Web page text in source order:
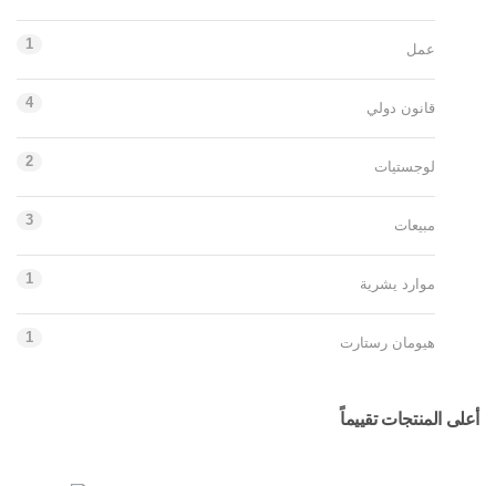
عمل 1
قانون دولي 4
لوجستيات 2
مبيعات 3
موارد يشرية 1
هيومان رستارت 1
أعلى المنتجات تقييماً